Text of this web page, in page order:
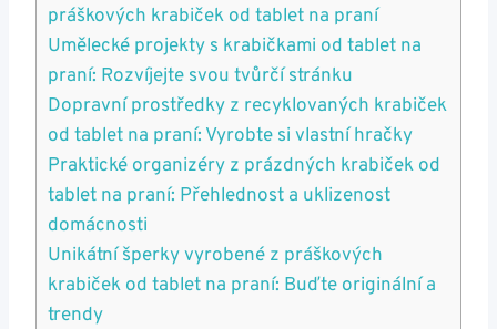
práškových krabiček od tablet na praní
Umělecké projekty s krabičkami od tablet na
praní:⁤ Rozvíjejte svou tvůrčí stránku
Dopravní prostředky z recyklovaných krabiček
od⁣ tablet na praní: Vyrobte si vlastní hračky
Praktické organizéry z prázdných krabiček od
tablet na praní: Přehlednost a uklizenost
domácnosti
Unikátní šperky vyrobené z práškových
krabiček od tablet na praní: Buďte originální a
trendy